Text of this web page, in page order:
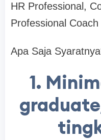
HR Professional,
Professional Coach
Apa Saja
1.